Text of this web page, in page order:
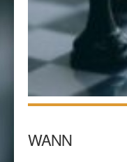
WANN